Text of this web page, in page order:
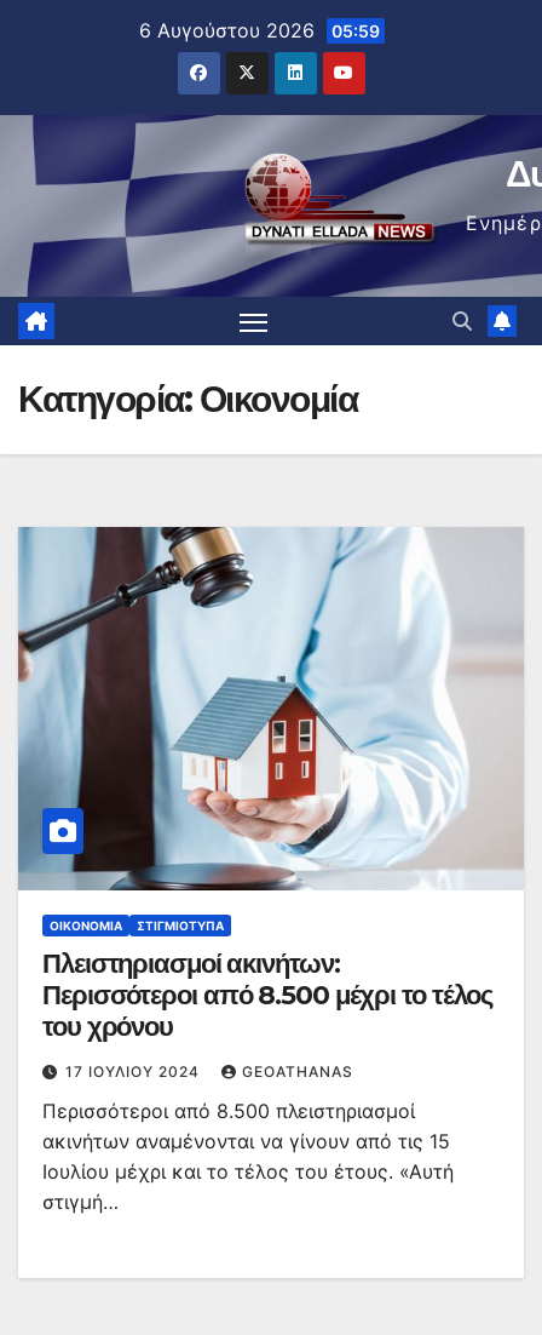
6 Αυγούστου 2026 05:59
Κατηγορία:Οικονομία
ΟΙΚΟΝΟΜΊΑ ΣΤΙΓΜΙΌΤΥΠΑ
Πλειστηριασμοί ακινήτων:
Περισσότεροι από 8.500 μέχρι το τέλος
του χρόνου
17 ΙΟΥΛΊΟΥ 2024 GEOATHANAS
Περισσότεροι από 8.500 πλειστηριασμοί
ακινήτων αναμένονται να γίνουν από τις 15
Ιουλίου μέχρι και το τέλος του έτους. «Αυτή
στιγμή…